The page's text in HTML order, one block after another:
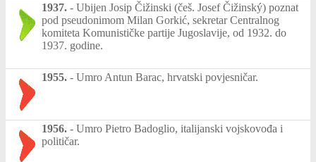
1937. - Ubijen Josip Čižinski (češ. Josef Čižinský) poznat
pod pseudonimom Milan Gorkić, sekretar Centralnog
komiteta Komunističke partije Jugoslavije, od 1932. do
1937. godine.
1955. - Umro Antun Barac, hrvatski povjesničar.
1956. - Umro Pietro Badoglio, italijanski vojskovođa i
političar.